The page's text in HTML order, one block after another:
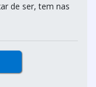
de ser, tem nas